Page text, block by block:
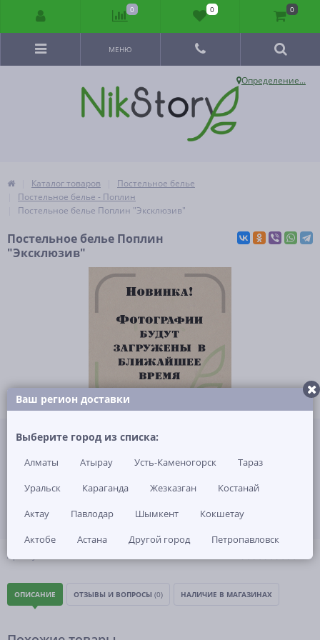
Определение...
МЕНЮ
Каталог товаров
Постельное белье
Постельное белье - Поплин
Постельное белье Поплин "Эксклюзив"
Постельное белье Поплин
"Эксклюзив"
Артикул: - (0)
Нет в наличии
ОПИСАНИЕ ОТЗЫВЫ И ВОПРОСЫ (0) НАЛИЧИЕ В МАГАЗИНАХ
Ваш регион доставки
Выберите город из списка:
Алматы Атырау Усть-Каменогорск
Тараз
Уральск
Караганда Жезказган
Костанай
Актау
Павлодар Шымкент
Кокшетау
Актобе
Астана Другой город Петропавловск
0 0 0